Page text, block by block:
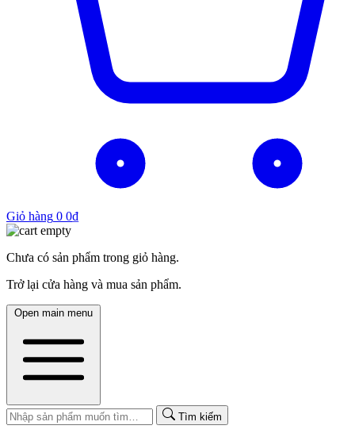
Giỏ hàng 0 0₫
Chưa có sản phẩm trong giỏ hàng.
Trở lại cửa hàng và mua sản phẩm.
Open main menu
Tìm kiếm